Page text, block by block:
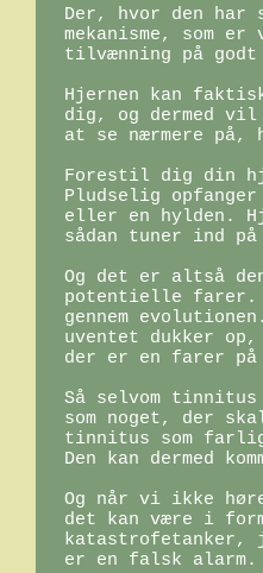
Der, hvor den har
mekanisme, som
tilvænning på godt
Hjernen kan
dig, og dermed vil
at se nærmere på,
Forestil dig din
Pludselig
eller en hylden.
sådan tuner ind
Og det er altså
potentielle farer.
gennem
uventet dukker
der er en farer på
Så selvom
som noget, der
tinnitus som
Den kan dermed
Og når vi ikke
det kan være i
er en falsk alarm.